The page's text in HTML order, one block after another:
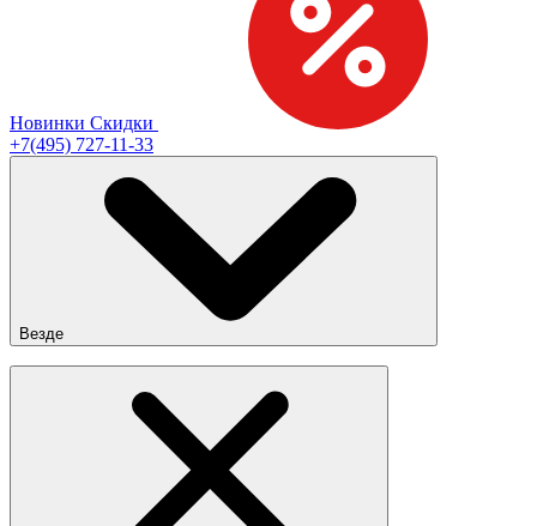
Новинки Скидки
+7(495) 727-11-33
Везде